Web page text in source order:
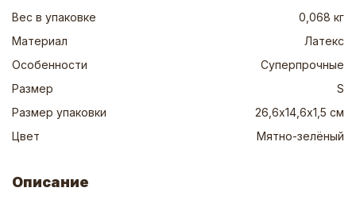
Вес в упаковке
0,068 кг
Материал
Латекс
Особенности
Суперпрочные
Размер
S
Размер упаковки
26,6х14,6х1,5 см
Цвет
Мятно-зелёный
Описание